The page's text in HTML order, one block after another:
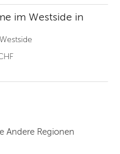
im Westside in
Andere Regionen